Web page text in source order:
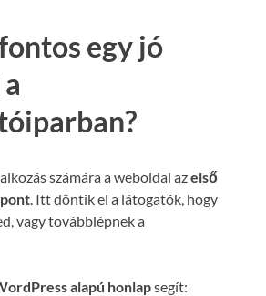
egy jó
számára a weboldal azelső
. Itt döntik el a látogatók, hogy
vagy továbblépnek a
alapú honlapsegít: